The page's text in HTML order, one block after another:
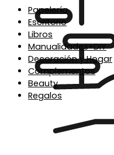
Papelería
Escritorio
Libros
Manualidades+DIY
Decoración y Hogar
Complementos
Beauty
Regalos